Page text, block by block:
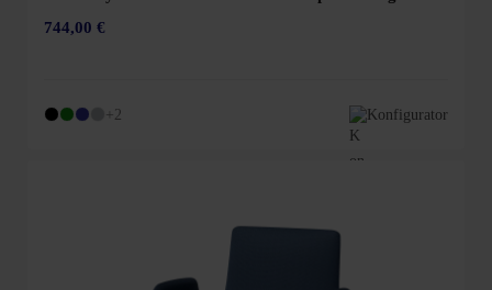
744,00 €
+2 Konfigurator